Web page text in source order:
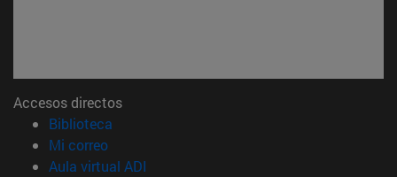
Accesos directos
Biblioteca
Mi correo(abre en nueva ventana)
Aula virtual ADI